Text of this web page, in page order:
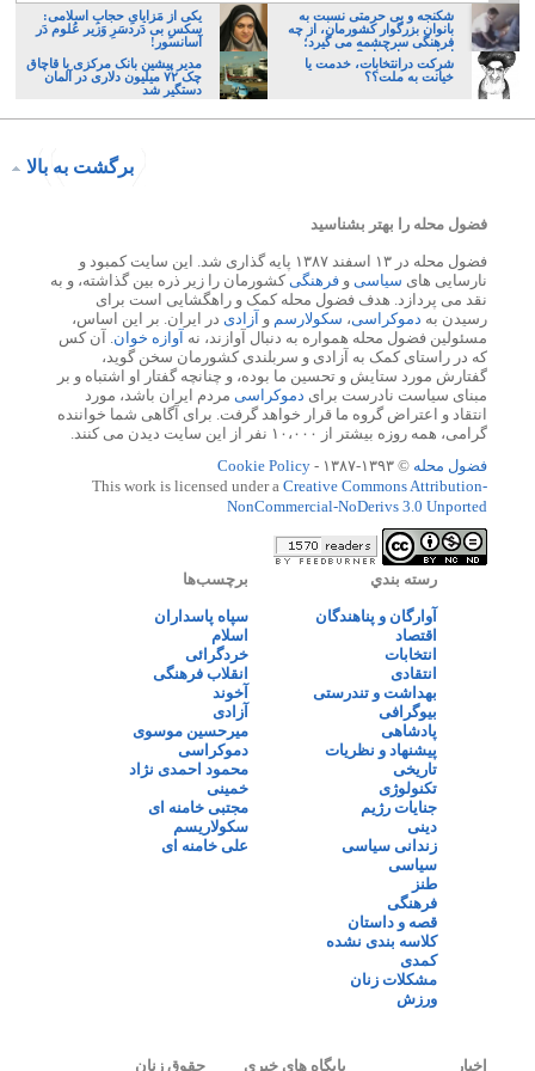
شکنجه و بی حرمتی نسبت به
بانوان بزرگوار کشورمان، از چه
فرهنگی سرچشمه می گیرد؛
ایرانی، و یا تازیان؟
یکی از مَزایایِ حجابِ اسلامی:
سکسِ بی دَردسَرِ وَزیر عُلوم دَر
آسانسور!
شرکت درانتخابات، خدمت یا
خیانت به ملت؟؟
مدیر پیشین بانک مرکزی با قاچاق
چک ۷۲ میلیون دلاری در آلمان
دستگیر شد
برگشت به بالا
فضول محله را بهتر بشناسید
فضول محله در ۱۳ اسفند ۱۳۸۷ پایه گذاری شد. این سایت کمبود و
نارسایی های سیاسی و فرهنگیکشورمان را زیر ذره بین گذاشته، و به
نقد می پردازد. هدف فضول محله کمک و راهگشایی است برای
رسیدن به دموکراسی، سکولارسم و آزادی در ایران. بر این اساس،
مسئولین فضول محله همواره به دنبال آوازند، نه آوازه خوان. آن کس
که در راستای کمک به آزادی و سربلندی کشورمان سخن گوید،
گفتارش مورد ستایش و تحسین ما بوده، و چنانچه گفتار او اشتباه و بر
مبنای سیاست نادرست برای دموکراسی مردم ایران باشد، مورد
انتقاد و اعتراض گروه ما قرار خواهد گرفت. برای آگاهی شما خواننده
گرامی، همه روزه بیشتر از ۱۰،۰۰۰ نفر از این سایت دیدن می کنند.
فضول محله © ۱۳۹۳-۱۳۸۷ -
Cookie Policy
This work is licensed under a Creative Commons Attribution-
NonCommercial-NoDerivs 3.0 Unported
رسته بندي
آوارگان و پناهندگان
اقتصاد
انتخابات
انتقادی
بهداشت و تندرستی
بیوگرافی
پادشاهی
پیشنهاد و نظریات
تاریخی
تکنولوژی
جنایات رژیم
دینی
زندانی سیاسی
سیاسی
طنز
فرهنگی
قصه و داستان
کلاسه بندی نشده
کمدی
مشکلات زنان
ورزش
برچسب‌ها
سپاه پاسداران
اسلام
خردگرائی
انقلاب فرهنگی
آخوند
آزادی
میرحسین موسوی
دموکراسی
محمود احمدی نژاد
خمینی
مجتبی خامنه ای
سکولاریسم
علی خامنه ای
اخبار پایگاه های خبری حقوق زنان